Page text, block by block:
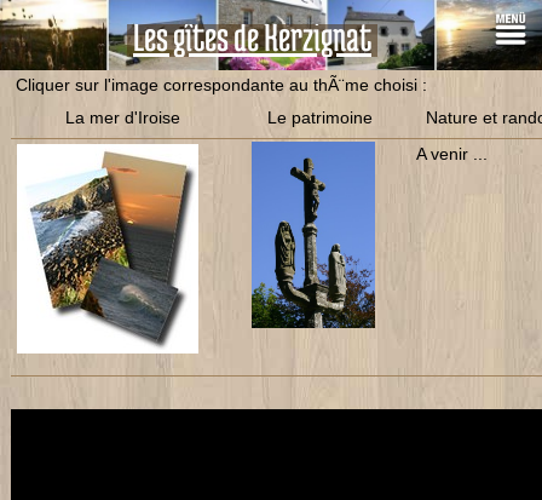
Les gîtes de Kerzignat
Cliquer sur l'image correspondante au thÃ¨me choisi :
La mer d'Iroise
Le patrimoine
Nature et
A venir ...